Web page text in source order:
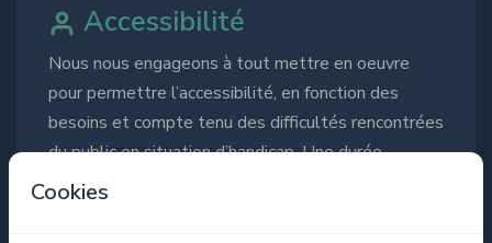
Cookies
Accessibilité
Nous nous engageons à tout mettre en oeuvre
pour permettre l’accessibilité, en fonction des
besoins et compte tenu des difficultés rencontrées
du public en situation d’handicap. Une durée
adaptée, des moyens pédagogiques et techniques